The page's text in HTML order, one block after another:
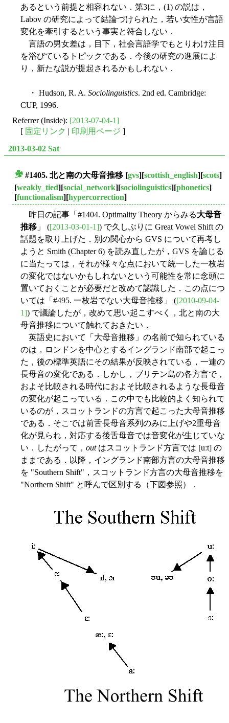
あるという前提と相容れない．第3に，(1) の説は，
Labov の研究によって結論づけられた，若い女性が言語
変化を牽引するという事実と符合しない．
言語の男女差は，目下，社会言語学でもとりわけ注目
を浴びているトピックである．今後の研究の進展によ
り，新たな説が提起されるかもしれない．
・ Hudson, R. A. Sociolinguistics. 2nd ed. Cambridge:
CUP, 1996.
Referrer (Inside): [2013-07-04-1]
[ 固定リンク | 印刷用ページ ]
2013-03-02 Sat
#1405. 北と南の大母音推移 [gvs][scottish_english][scots]
[weakly_tied][social_network][sociolinguistics][phonetics]
[functionalism][hypercorrection]
昨日の記事「#1404. Optimality Theory からみる大母音
推移 」 ([2013-03-01-1]) で久しぶりに Great Vowel Shift の
話題を取り上げた．別の関心から GVS について再考し
ようと Smith (Chapter 6) を読み直したが，GVS を論じる
に当たっては，それが様々な点において統一した一枚岩
の変化ではないかもしれないという可能性を常に念頭に
置いておくことが必要だと改めて認識した．この点につ
いては「#495. 一枚岩でない大母音推移」 ([2010-09-04-
1]) で議論したが，改めて思い起こすべく，北と南の大
母音推移について触れておきたい．
英語史において「大母音推移」の名前で知られている
のは，ロンドンを中心とするイングランド南部で起こっ
た，後の標準英語にその結果が反映されている，一連の
長母音の変化である．しかし，ブリテン島の各方言で，
およそ比較される時代におよそ比較されるような長母音
の変化が起こっている．この中でも比較的よく知られて
いるのが，スコットランドの方言で起こった大母音推移
である．そこでは前舌長母音系列のみに上げや2重母音
化が見られ，対応する後舌母音では音変化が生じていな
い．したがって， outはスコットランド方言では [uːt] の
ままである．以降，イングランド南部方言の大母音推移
を "Southern Shift"，スコットランド方言の大母音推移を
"Northern Shift" と呼んで区別する（下図参照）．